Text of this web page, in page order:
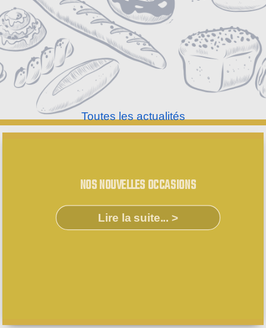
Toutes les actualités
NOS NOUVELLES OCCASIONS
Lire la suite... >